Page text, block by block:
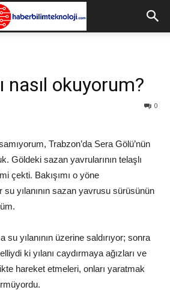
nasıl okuyorum?
0
Trabzon’da Sera Gölü’nün
Göldeki sazan yavrularının telaşlı
çekti. Bakışımı o yöne
su yılanının sazan yavrusu sürüsünün
su yılanının üzerine saldırıyor; sonra
ki yılanı caydırmaya ağızları ve
hareket etmeleri, onları yaratmak